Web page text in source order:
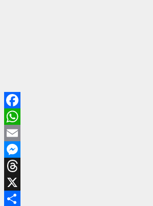
Facebook
WhatsApp
Email
Messenger
Threads
X